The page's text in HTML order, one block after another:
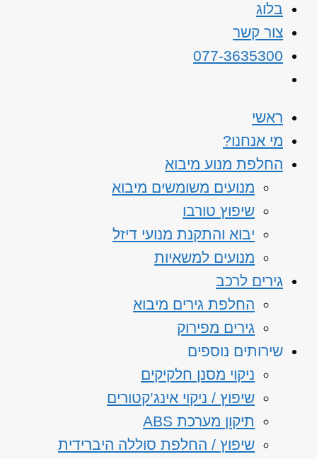
בלוג
צור קשר
077-3635300
ראשי
מי אנחנו?
החלפת מנוע מיבוא
מנועים משומשים מיבוא
שיפוץ טורבו
יבוא והתקנת מנועי דיזל
מנועים למשאיות
גירים לרכב
החלפת גירים מיבוא
גירים מפירוק
שירותים נוספים
ניקוי מסנן חלקיקים
שיפוץ / ניקוי אינג’קטורים
תיקון מערכת ABS
שיפוץ / החלפת סוללה היברידית